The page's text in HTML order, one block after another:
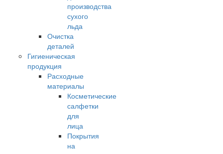
производства
сухого
льда
Очистка
деталей
Гигиеническая
продукция
Расходные
материалы
Косметические
салфетки
для
лица
Покрытия
на